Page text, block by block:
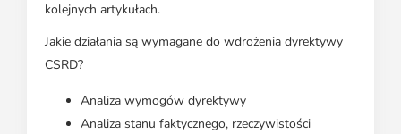
kolejnych artykułach.
Jakie działania są wymagane do wdrożenia dyrektywy
CSRD?
Analiza wymogów dyrektywy
Analiza stanu faktycznego, rzeczywistości